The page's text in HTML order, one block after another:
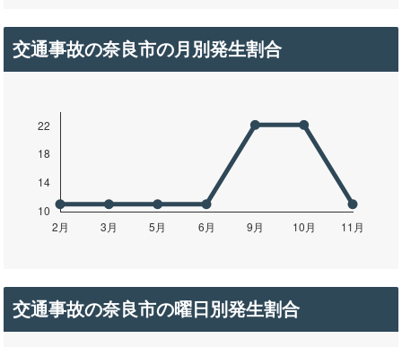
交通事故の奈良市の月別発生割合
交通事故の奈良市の曜日別発生割合